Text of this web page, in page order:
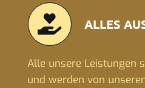
ALLES
Alle unsere Leistungen
und werden von